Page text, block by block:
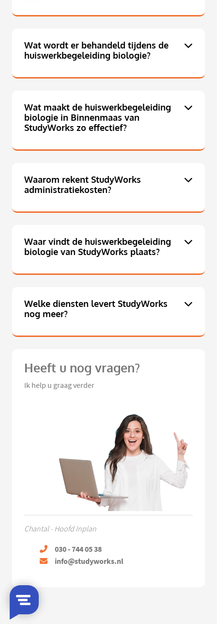
Wat wordt er behandeld tijdens de
huiswerkbegeleiding biologie?
Wat maakt de huiswerkbegeleiding
biologie in Binnenmaas van
StudyWorks zo effectief?
Waarom rekent StudyWorks
administratiekosten?
Waar vindt de huiswerkbegeleiding
biologie van StudyWorks plaats?
Welke diensten levert StudyWorks
nog meer?
Heeft u nog vragen?
Ik help u graag verder
Chantal - Hoofd Inplan
030 - 744 05 38
info@studyworks.nl